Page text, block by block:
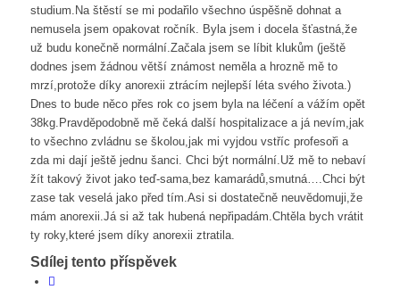
studium.Na štěstí se mi podařilo všechno úspěšně dohnat a
nemusela jsem opakovat ročník. Byla jsem i docela šťastná,že
už budu konečně normální.Začala jsem se líbit klukům (ještě
dodnes jsem žádnou větší známost neměla a hrozně mě to
mrzí,protože díky anorexii ztrácím nejlepší léta svého života.)
Dnes to bude něco přes rok co jsem byla na léčení a vážím opět
38kg.Pravděpodobně mě čeká další hospitalizace a já nevím,jak
to všechno zvládnu se školou,jak mi vyjdou vstříc profesoři a
zda mi dají ještě jednu šanci. Chci být normální.Už mě to nebaví
žít takový život jako teď-sama,bez kamarádů,smutná….Chci být
zase tak veselá jako před tím.Asi si dostatečně neuvědomuji,že
mám anorexii.Já si až tak hubená nepřipadám.Chtěla bych vrátit
ty roky,které jsem díky anorexii ztratila.
Sdílej tento příspěvek